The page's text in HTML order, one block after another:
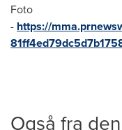
Foto
- https://
Også fra